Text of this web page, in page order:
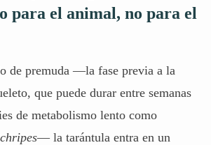
para el animal, no para el
de premuda —la fase previa a la
que puede durar entre semanas
de metabolismo lento como
— la tarántula entra en un